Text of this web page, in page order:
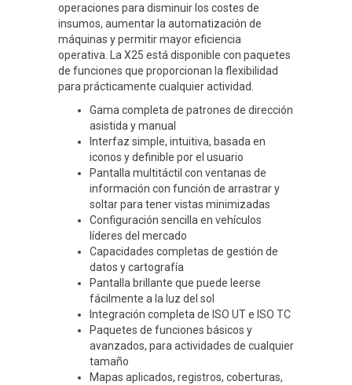
operaciones para disminuir los costes de
insumos, aumentar la automatización de
máquinas y permitir mayor eficiencia
operativa. La X25 está disponible con paquetes
de funciones que proporcionan la flexibilidad
para prácticamente cualquier actividad.
Gama completa de patrones de dirección
asistida y manual
Interfaz simple, intuitiva, basada en
iconos y definible por el usuario
Pantalla multitáctil con ventanas de
información con función de arrastrar y
soltar para tener vistas minimizadas
Configuración sencilla en vehículos
líderes del mercado
Capacidades completas de gestión de
datos y cartografía
Pantalla brillante que puede leerse
fácilmente a la luz del sol
Integración completa de ISO UT e ISO TC
Paquetes de funciones básicos y
avanzados, para actividades de cualquier
tamaño
Mapas aplicados, registros, coberturas,